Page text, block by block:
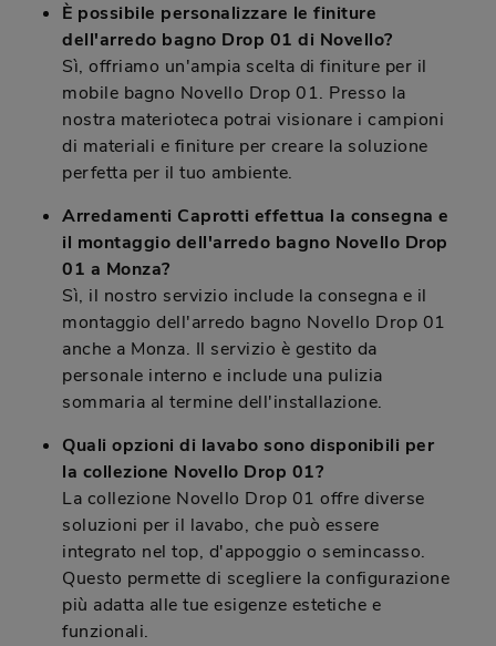
È possibile personalizzare le finiture
dell'arredo bagno Drop 01 di Novello?
Sì, offriamo un'ampia scelta di finiture per il
mobile bagno Novello Drop 01. Presso la
nostra materioteca potrai visionare i campioni
di materiali e finiture per creare la soluzione
perfetta per il tuo ambiente.
Arredamenti Caprotti effettua la consegna e
il montaggio dell'arredo bagno Novello Drop
01 a Monza?
Sì, il nostro servizio include la consegna e il
montaggio dell'arredo bagno Novello Drop 01
anche a Monza. Il servizio è gestito da
personale interno e include una pulizia
sommaria al termine dell'installazione.
Quali opzioni di lavabo sono disponibili per
la collezione Novello Drop 01?
La collezione Novello Drop 01 offre diverse
soluzioni per il lavabo, che può essere
integrato nel top, d'appoggio o semincasso.
Questo permette di scegliere la configurazione
più adatta alle tue esigenze estetiche e
funzionali.